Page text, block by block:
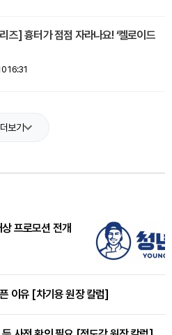
즈] 흉터가 점점 자라나요! ‘켈로이드
16:31
더보기
프로모션 전개
이유 [차기용 원장 칼럼]